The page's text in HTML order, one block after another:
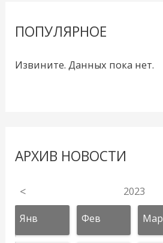
ПОПУЛЯРНОЕ
Извините. Данных пока нет.
АРХИВ НОВОСТИ
< 2023
Янв Фев Мар